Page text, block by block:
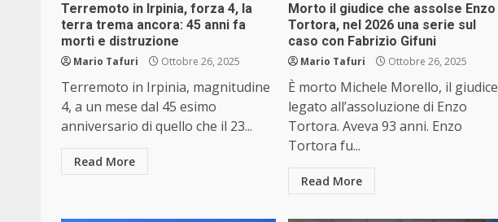
Terremoto in Irpinia, forza 4, la
terra trema ancora: 45 anni fa
morti e distruzione
Mario Tafuri Ottobre 26, 2025
Terremoto in Irpinia, magnitudine
4, a un mese dal 45 esimo
anniversario di quello che il 23...
Read More
Morto il giudice che assolse Enzo
Tortora, nel 2026 una serie sul
caso con Fabrizio Gifuni
Mario Tafuri Ottobre 26, 2025
È morto Michele Morello, il giudice
legato all’assoluzione di Enzo
Tortora. Aveva 93 anni. Enzo
Tortora fu...
Read More